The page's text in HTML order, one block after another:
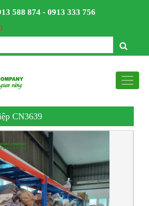
588 874 - 0913 333 756
CN3639